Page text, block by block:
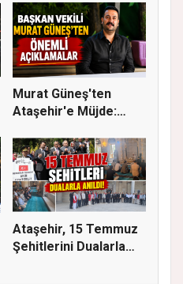
Murat Güneş'ten
Ataşehir'e Müjde:
Ataşehir, 15 Temmuz
Şehitlerini Dualarla